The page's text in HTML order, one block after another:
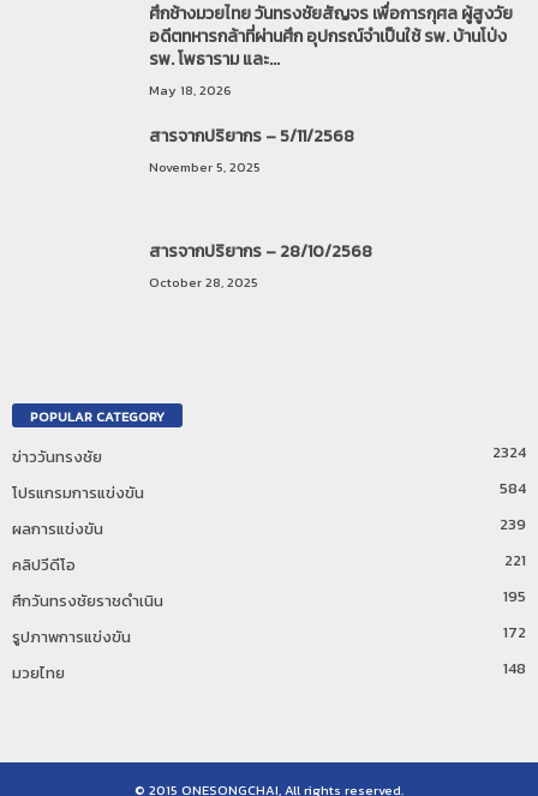
ศึกช้างมวยไทย วันทรงชัยสัญจร เพื่อการกุศล ผู้สูงวัย
อดีตทหารกล้าที่ผ่านศึก อุปกรณ์จำเป็นใช้ รพ. บ้านโป่ง
รพ. โพธาราม และ...
May 18, 2026
สารจากปริยากร – 5/11/2568
November 5, 2025
สารจากปริยากร – 28/10/2568
October 28, 2025
POPULAR CATEGORY
ข่าววันทรงชัย
2324
โปรแกรมการแข่งขัน
584
ผลการแข่งขัน
239
คลิปวีดีโอ
221
ศึกวันทรงชัยราชดำเนิน
195
รูปภาพการแข่งขัน
172
มวยไทย
148
© 2015 ONESONGCHAI, All rights reserved.